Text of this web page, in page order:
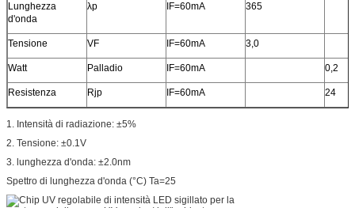
Lunghezza
d'onda
λp IF=60mA 365
Tensione VF IF=60mA 3,0
Watt Palladio IF=60mA 0,2
Resistenza Rjp IF=60mA 24
1. Intensità di radiazione: ±5%
2. Tensione: ±0.1V
3. lunghezza d'onda: ±2.0nm
Spettro di lunghezza d'onda (°C) Ta=25